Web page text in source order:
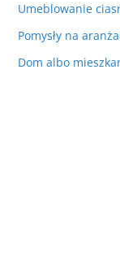
Umeblowanie
Pomysły na
Dom albo